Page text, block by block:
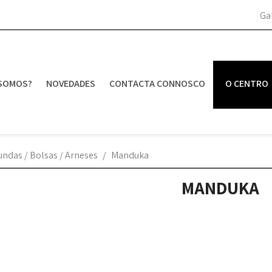
NOVEDADES CONTACTA CONNOSCO O CENTRO
/ Bolsas / Arneses Manduka
MANDUKA